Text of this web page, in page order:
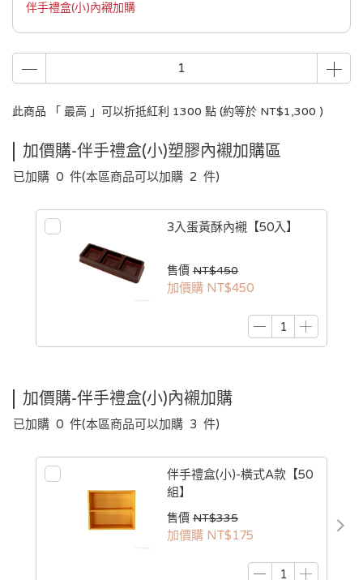
伴手禮盒(小)內襯加購
此商品 「 最高 」可以折抵紅利 1300 點 (約等於 NT$1,300 )
加價購-伴手禮盒(小)塑膠內襯加購區
已加購 0 件(本區商品可以加購 2 件)
3入蛋黃酥內襯【50入】
售價 NT$450
加價購 NT$450
加價購-伴手禮盒(小)內襯加購
已加購 0 件(本區商品可以加購 3 件)
伴手禮盒(小)-橫式A款【50
組】
售價 NT$335
加價購 NT$175